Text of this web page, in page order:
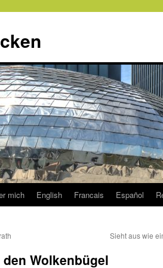
mich English Francais Español
Sieht aus wie
Wolkenbügel